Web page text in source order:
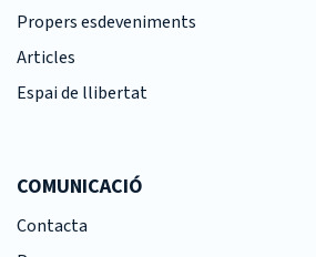
Propers esdeveniments
Articles
Espai de llibertat
COMUNICACIÓ
Contacta